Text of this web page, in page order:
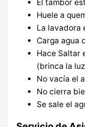
El tambor
Huele a
La lavadora
Carga agua
Hace Saltar
(brinca la
No vacía el
No cierra
Se sale el